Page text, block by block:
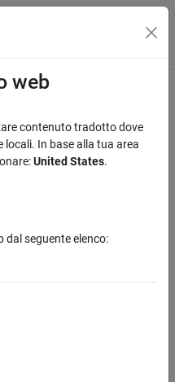
di navigazione
this information?
web
contenuto tradotto dove
locali. In base alla tua area
United States.
dal seguente elenco: